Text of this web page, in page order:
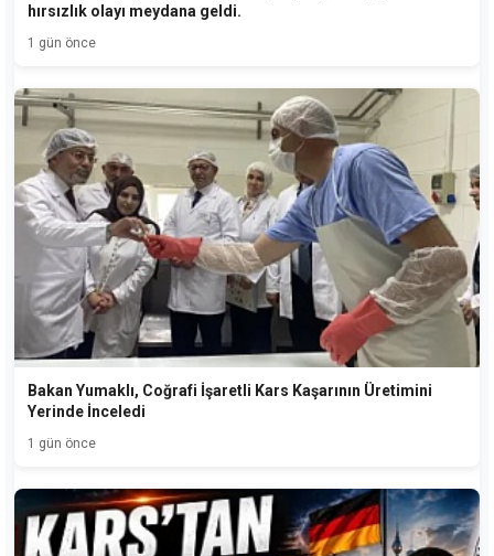
hırsızlık olayı meydana geldi.
1 gün önce
Bakan Yumaklı, Coğrafi İşaretli Kars Kaşarının Üretimini
Yerinde İnceledi
1 gün önce